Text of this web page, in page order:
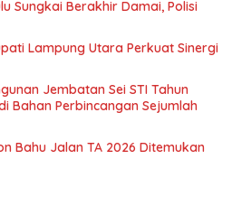
Sungkai Berakhir Damai, Polisi
Lampung Utara Perkuat Sinergi
Jembatan Sei STI Tahun
Bahan Perbincangan Sejumlah
Bahu Jalan TA 2026 Ditemukan